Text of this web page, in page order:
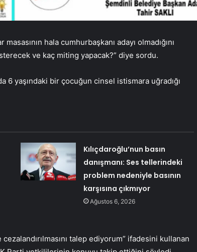
hala cumhurbaşkanı adayı olmadığını
ve kaç miting yapacak?” diye sordu.
6 yaşındaki bir çocuğun cinsel istismara uğradığı
Kılıçdaroğlu’nun basın
danışmanı: Ses tellerindeki
problem nedeniyle basının
karşısına çıkmıyor
Ağustos 6, 2026
talep ediyorum” ifadesini kullanan